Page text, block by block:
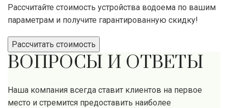
Рассчитайте стоимость устройства водоема по вашим
параметрам и получите гарантированную скидку!
Рассчитать стоимость
ВОПРОСЫ И ОТВЕТЫ
Наша компания всегда ставит клиентов на первое
место и стремится предоставить наиболее